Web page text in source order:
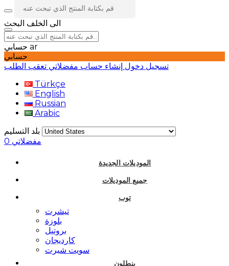
الى الخلف البحث
ar
حسابي
تسجيل دخول إنشاء حساب مفضلاتي تعقب الطلب
Türkçe
English
Russian
Arabic
بلد التسليم
مفضلاتي 0
الموديلات الجديدة
جميع الموديلات
توب
تيشرت
بلوزة
بروتيل
كارديجان
سويت شيرت
بنطلون